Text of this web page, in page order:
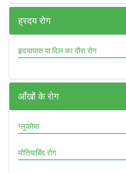
ह्रदय रोग
हृदयाघात या दिल का दौरा रोग
आँखों के रोग
ग्लूकोमा
मोतियाबिंद रोग